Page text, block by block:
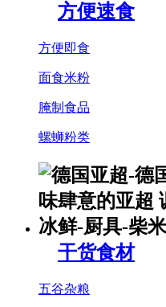
方便速食
方便即食
面食米粉
腌制食品
螺蛳粉类
干货食材
五谷杂粮